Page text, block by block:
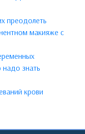
преодолеть
макияже с
знать
крови